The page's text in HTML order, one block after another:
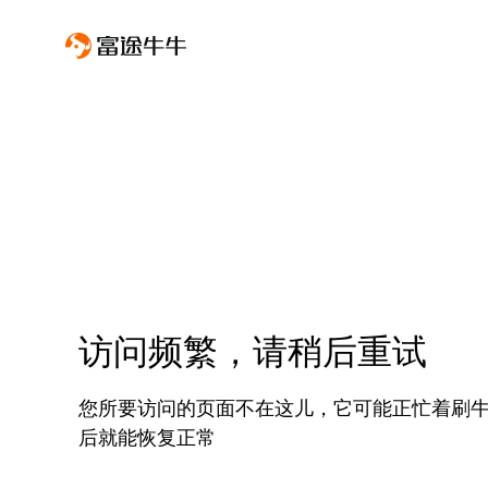
访问频繁，请稍后重试
您所要访问的页面不在这儿，它可能正忙着刷
后就能恢复正常